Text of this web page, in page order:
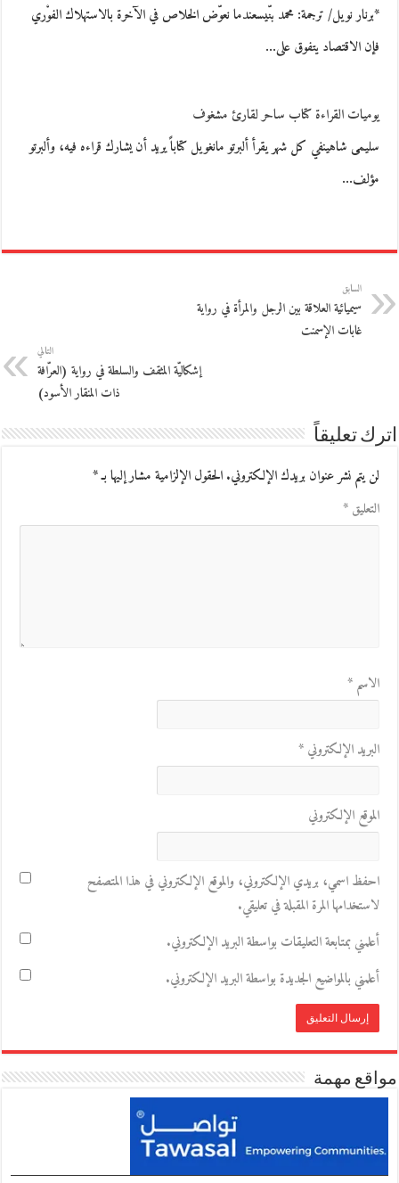
*برنار نويل/ ترجمة: محمد بنّيسعندما نعوّض الخلاص في الآخرة بالاستهلاك الفوْري
فإن الاقتصاد يتفوق على…
يوميات القراءة كتاب ساحر لقارئ مشغوف
سليمى شاهينفي كل شهر يقرأ ألبرتو مانغويل كتاباً يريد أن يشارك قراءه فيه، وألبرتو
مؤلف…
السابق
سيميائية العلاقة بين الرجل والمرأة في رواية
غابات الإسمنت
التالي
إشكاليّة المثقف والسلطة في رواية (العرّافة
ذات المنقار الأسود)
اترك تعليقاً
لن يتم نشر عنوان بريدك الإلكتروني.الحقول الإلزامية مشار إليها بـ*
التعليق*
الاسم*
البريد الإلكتروني*
الموقع الإلكتروني
احفظ اسمي، بريدي الإلكتروني، والموقع الإلكتروني في هذا المتصفح
لاستخدامها المرة المقبلة في تعليقي.
أعلمني بمتابعة التعليقات بواسطة البريد الإلكتروني.
أعلمني بالمواضيع الجديدة بواسطة البريد الإلكتروني.
مواقع مهمة